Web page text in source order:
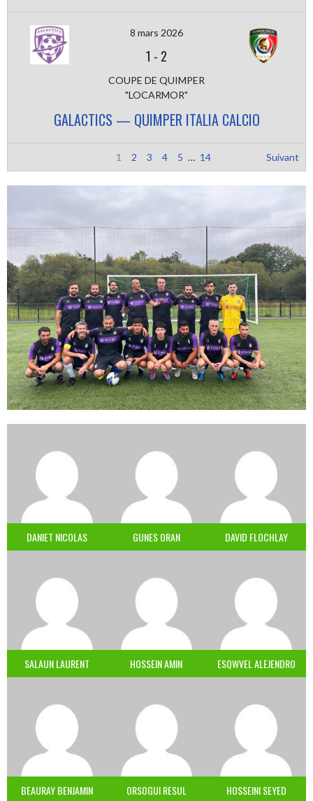
8 mars 2026
1 - 2
COUPE DE QUIMPER
"LOCARMOR"
GALACTICS — QUIMPER ITALIA CALCIO
1 2 3 4 5 … 14 Suivant
DANIET NICOLAS GUNES ORAN DAVID FLOCHLAY
SALAUN LAURENT HOSSEIN AMIN ESQWVEL ALEJENDRO
BEAURAY BENJAMIN ORSOGUI RESUL HOSSEINI SEYED